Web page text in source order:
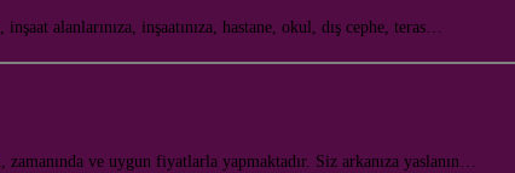
alanlarınıza, inşaatınıza, hastane, okul, dış cephe, teras…
ve uygun fiyatlarla yapmaktadır. Siz arkanıza yaslanın…